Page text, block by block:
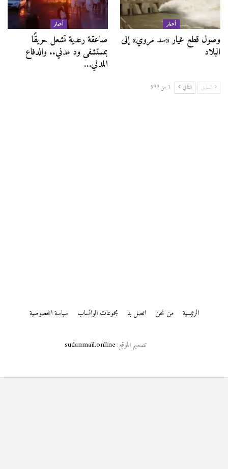
أخبار
وصول قطع غيار «سد مروي» إلى
البلاد
أخبار
صاعقة رعدية تشعل حريقًا
بمستشفى ود مدني.. والدفاع
المدني…
السابق التالي 1 من 599
الرئيسية من نحن اتصل بنا مجموعات الواتساب سياسة الخصوصية
تصميم الموقع:sudanmail.online